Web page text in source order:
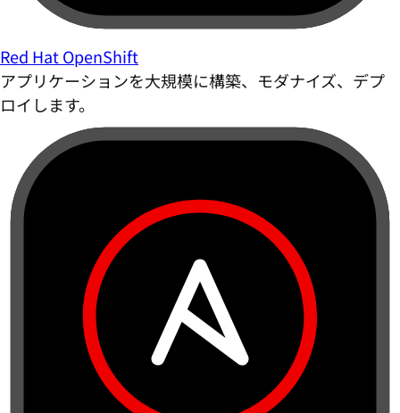
Red Hat OpenShift
アプリケーションを大規模に構築、モダナイズ、デプ
ロイします。